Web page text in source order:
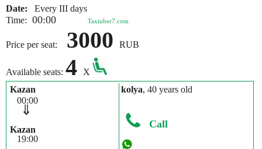
Date:
Every III days
Time: 00:00 Taxiuber7.com
Price per seat: 3000 RUB
Available seats: 4
X
Kazan
00:00
⇓
Kazan
19:00
kolya, 40 years old
Call